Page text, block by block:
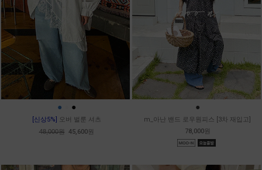
● ●
[신상5%] 오버 벌룬 셔츠
48,000원 45,600원
●
m_아난 밴드 로우원피스 [3차 재입고]
78,000원